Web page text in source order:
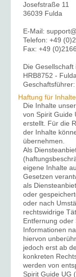
Josefstraße 11
36039 Fulda
E-Mail:
Telefon: +49
Fax: +49
Die
HRB8752 - Fulda
Haftung für Inhalte
Die Inhalte
von Spirit Guide
erstellt. Für die
der Inhalte
übernehmen.
Als
eigene Inhalte
Gesetzen
als
oder
oder nach
rechtswidrige
Entfernung oder
Informationen
hiervon
jedoch erst ab
konkreten
werden von
Spirit Guide UG